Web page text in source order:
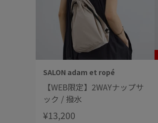
SALON adam et ropé
【WEB限定】2WAYナップサ
ック / 撥水
¥13,200